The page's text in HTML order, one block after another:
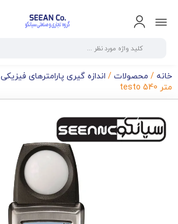
خانه / محصولات / اندازه گیری پارامترهای فیزیکی
متر testo 540